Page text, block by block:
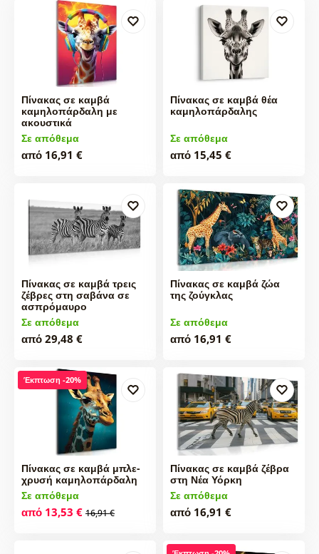
Πίνακας σε καμβά
καμηλοπάρδαλη με
ακουστικά
Σε απόθεμα
από 16,91 €
Πίνακας σε καμβά θέα
καμηλοπάρδαλης
Σε απόθεμα
από 15,45 €
Πίνακας σε καμβά τρεις
ζέβρες στη σαβάνα σε
ασπρόμαυρο
Σε απόθεμα
από 29,48 €
Πίνακας σε καμβά ζώα
της ζούγκλας
Σε απόθεμα
από 16,91 €
Έκπτωση -20%
Πίνακας σε καμβά μπλε-
χρυσή καμηλοπάρδαλη
Σε απόθεμα
από 13,53 € 16,91 €
Πίνακας σε καμβά ζέβρα
στη Νέα Υόρκη
Σε απόθεμα
από 16,91 €